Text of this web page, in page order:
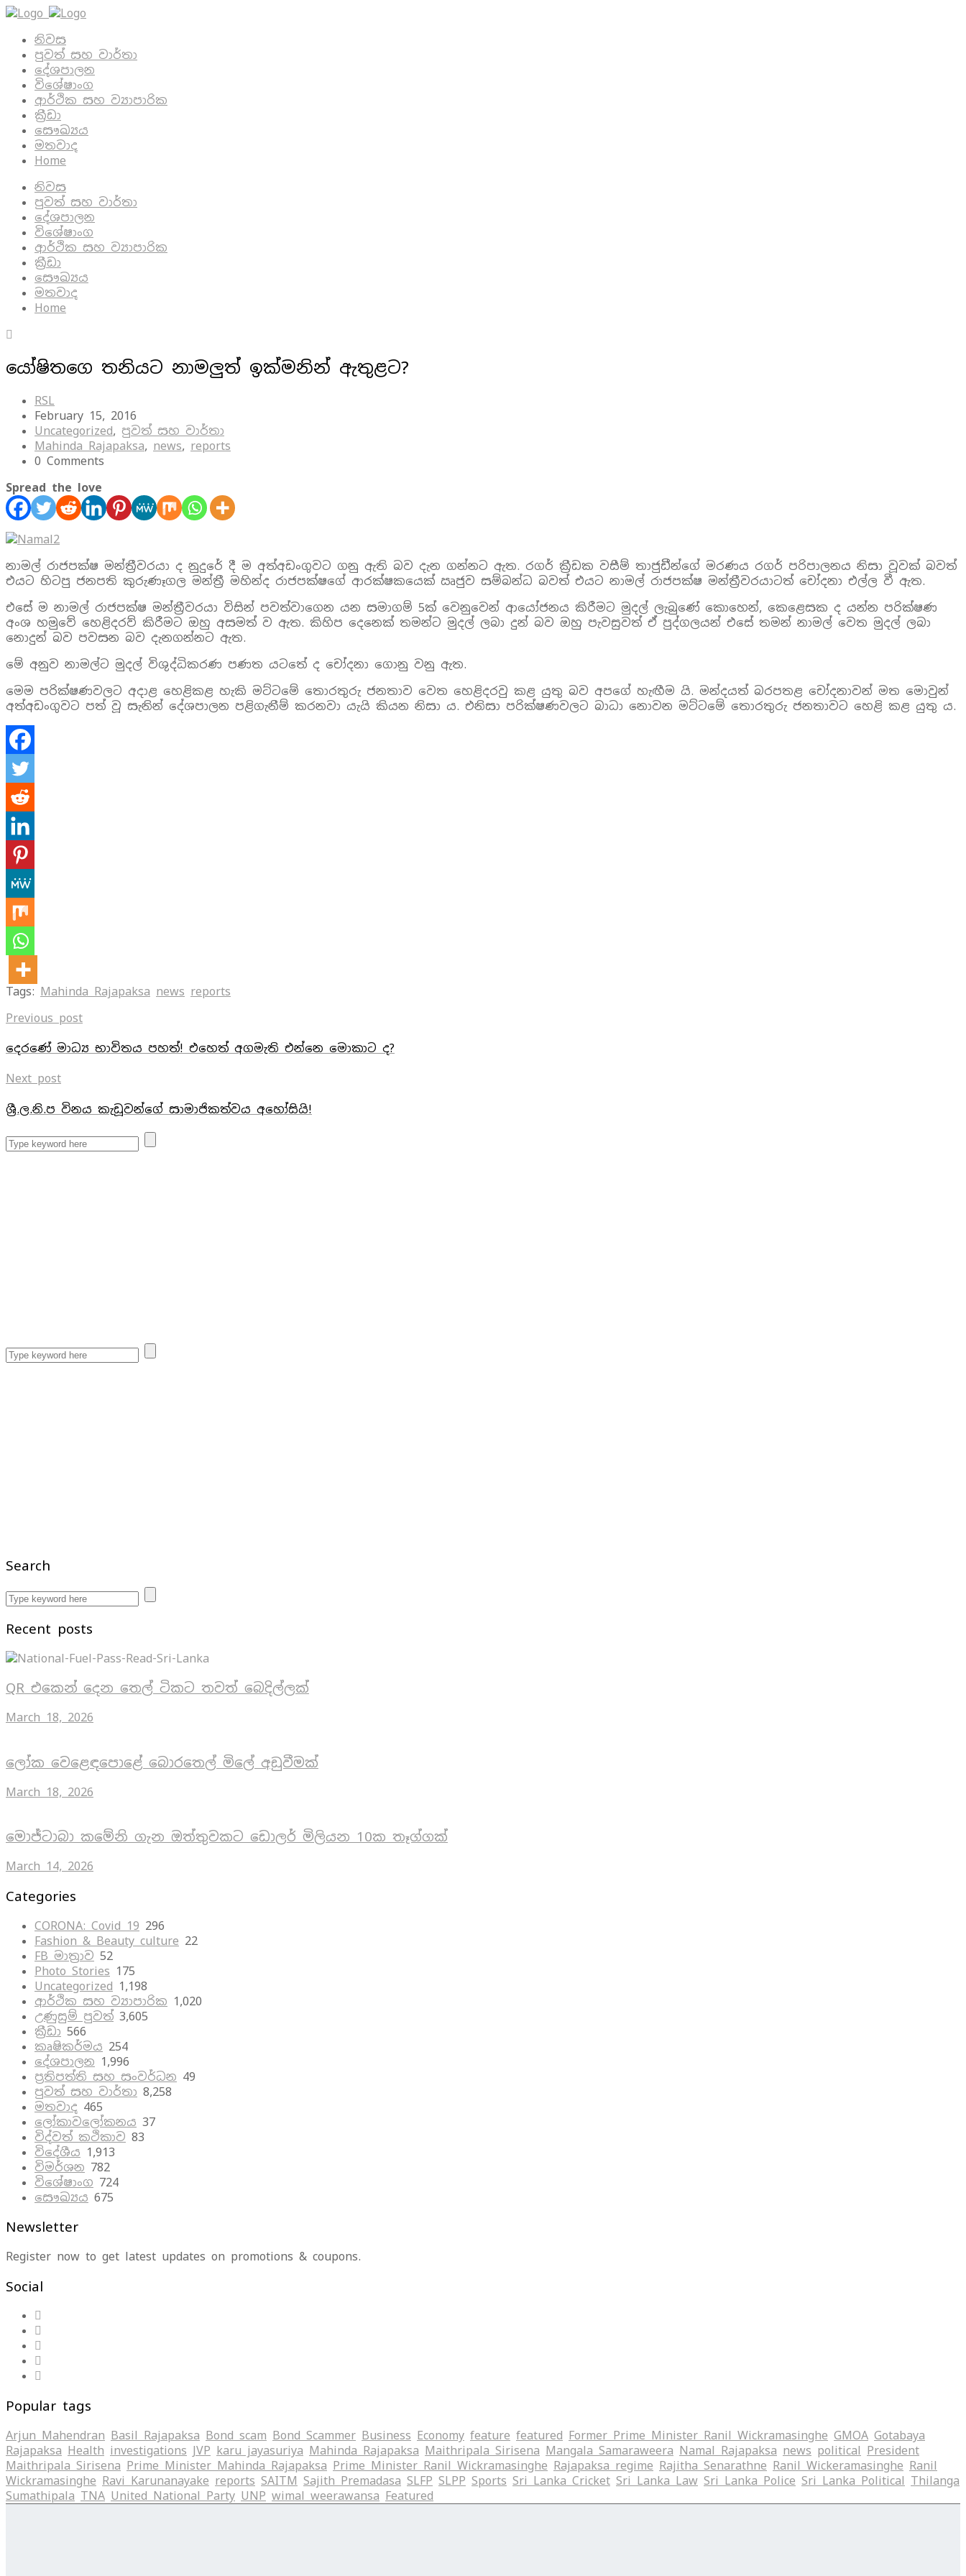
නිවස
පුවත් සහ වාර්තා
දේශපාලන
විශේෂාංග
ආර්ථික සහ ව්‍යාපාරික
ක්‍රීඩා
සෞඛ්‍යය
මතවාද
Home
නිවස
පුවත් සහ වාර්තා
දේශපාලන
විශේෂාංග
ආර්ථික සහ ව්‍යාපාරික
ක්‍රීඩා
සෞඛ්‍යය
මතවාද
Home
යෝෂිතගෙ තනියට නාමලුත් ඉක්මනින් ඇතුළට?
RSL
February 15, 2016
Uncategorized, පුවත් සහ වාර්තා
Mahinda Rajapaksa, news, reports
0 Comments
Spread the love
නාමල් රාජපක්ෂ මන්ත්‍රීවරයා ද නුදුරේ දී ම අත්අඩංගුවට ගනු ඇති බව දැන ගන්නට ඇත. රගර් ක්‍රීඩක වසීම් තාජුඩීන්ගේ මරණය රගර් පරිපාලනය නිසා වූවක් බවත්
එයට හිටපු ජනපති කුරුණෑගල මන්ත්‍රී මහින්ද රාජපක්ෂගේ ආරක්ෂකයෙක් ඍජුව සම්බන්ධ බවත් එයට නාමල් රාජපක්ෂ මන්ත්‍රීවරයාටත් චෝදනා එල්ල වී ඇත.
එසේ ම නාමල් රාජපක්ෂ මන්ත්‍රීවරයා විසින් පවත්වාගෙන යන සමාගම් 5ක් වෙනුවෙන් ආයෝජනය කිරීමට මුදල් ලැබුණේ කොහෙන්, කෙළෙසක ද යන්න පරික්ෂණ
අංශ හමුවේ හෙළිදරව් කිරීමට ඔහු අසමත් ව ඇත. කිහිප දෙනෙක් තමන්ට මුදල් ලබා දුන් බව ඔහු පැවසුවත් ඒ පුද්ගලයන් එසේ තමන් නාමල් වෙත මුදල් ලබා
නොදුන් බව පවසන බව දැනගන්නට ඇත.
මේ අනුව නාමල්ට මුදල් විශුද්ධිකරණ පණත යටතේ ද චෝදනා ගොනු වනු ඇත.
මෙම පරික්ෂණවලට අදාළ හෙළිකළ හැකි මට්ටමේ තොරතුරු ජනතාව වෙත හෙළිදරවු කළ යුතු බව අපගේ හැඟීම යි. මන්දයත් බරපතළ චෝදනාවන් මත මොවුන්
අත්අඩංගුවට පත් වූ සැනින් දේශපාලන පළිගැනීම් කරනවා යැයි කියන නිසා ය. එනිසා පරික්ෂණවලට බාධා නොවන මට්ටමේ තොරතුරු ජනතාවට හෙළි කළ යුතු ය.
Tags: Mahinda Rajapaksa news reports
Previous post
දෙරණේ මාධ්‍ය භාවිතය පහත්! එහෙත් අගමැති එන්නෙ මොකාට ද?
Next post
ශ්‍රී.ල.නි.ප විනය කැඩූවන්ගේ සාමාජිකත්වය අහෝසියි!
Search
Recent posts
QR එකෙන් දෙන තෙල් ටිකට තවත් බෙදිල්ලක්
March 18, 2026
ලෝක වෙළෙඳපොළේ බොරතෙල් මිලේ අඩුවීමක්
March 18, 2026
මොජ්ටාබා කමේනි ගැන ඔත්තුවකට ඩොලර් මිලියන 10ක තෑග්ගක්
March 14, 2026
Categories
CORONA: Covid 19 296
Fashion & Beauty culture 22
FB මාත්‍රාව 52
Photo Stories 175
Uncategorized 1,198
ආර්ථික සහ ව්‍යාපාරික 1,020
උණුසුම් පුවත් 3,605
ක්‍රීඩා 566
කෘෂිකර්මය 254
දේශපාලන 1,996
ප්‍රතිපත්ති සහ සංවර්ධන 49
පුවත් සහ වාර්තා 8,258
මතවාද 465
ලෝකාවලෝකනය 37
විද්වත් කථිකාව 83
විදේශීය 1,913
විමර්ශන 782
විශේෂාංග 724
සෞඛ්‍යය 675
Newsletter
Register now to get latest updates on promotions & coupons.
Social
Popular tags
Arjun Mahendran Basil Rajapaksa Bond scam Bond Scammer Business Economy feature featured Former Prime Minister Ranil Wickramasinghe GMOA Gotabaya
Rajapaksa Health investigations JVP karu jayasuriya Mahinda Rajapaksa Maithripala Sirisena Mangala Samaraweera Namal Rajapaksa news political President
Maithripala Sirisena Prime Minister Mahinda Rajapaksa Prime Minister Ranil Wickramasinghe Rajapaksa regime Rajitha Senarathne Ranil Wickeramasinghe Ranil
Wickramasinghe Ravi Karunanayake reports SAITM Sajith Premadasa SLFP SLPP Sports Sri Lanka Cricket Sri Lanka Law Sri Lanka Police Sri Lanka Political Thilanga
Sumathipala TNA United National Party UNP wimal weerawansa ‍Featured